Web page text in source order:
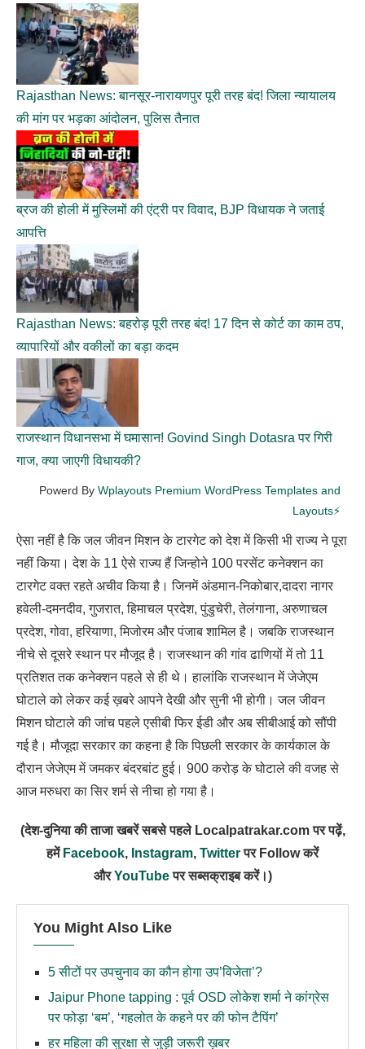
Rajasthan News: बानसूर-नारायणपुर पूरी तरह बंद! जिला न्यायालय
की मांग पर भड़का आंदोलन, पुलिस तैनात
ब्रज की होली में मुस्लिमों की एंट्री पर विवाद, BJP विधायक ने जताई
आपत्ति
Rajasthan News: बहरोड़ पूरी तरह बंद! 17 दिन से कोर्ट का काम ठप,
व्यापारियों और वकीलों का बड़ा कदम
राजस्थान विधानसभा में घमासान! Govind Singh Dotasra पर गिरी
गाज, क्या जाएगी विधायकी?
Powerd By Wplayouts Premium WordPress Templates and
Layouts⚡
ऐसा नहीं है कि जल जीवन मिशन के टारगेट को देश में किसी भी राज्य ने पूरा
नहीं किया। देश के 11 ऐसे राज्य हैं जिन्होने 100 परसेंट कनेक्शन का
टारगेट वक्त रहते अचीव किया है। जिनमें अंडमान-निकोबार,दादरा नागर
हवेली-दमनदीव, गुजरात, हिमाचल प्रदेश, पुंडुचेरी, तेलंगाना, अरुणाचल
प्रदेश, गोवा, हरियाणा, मिजोरम और पंजाब शामिल है। जबकि राजस्थान
नीचे से दूसरे स्थान पर मौजूद है। राजस्थान की गांव ढाणियों में तो 11
प्रतिशत तक कनेक्शन पहले से ही थे। हालांकि राजस्थान में जेजेएम
घोटाले को लेकर कई ख़बरे आपने देखी और सुनी भी होगी। जल जीवन
मिशन घोटाले की जांच पहले एसीबी फिर ईडी और अब सीबीआई को सौंपी
गई है। मौजूदा सरकार का कहना है कि पिछली सरकार के कार्यकाल के
दौरान जेजेएम में जमकर बंदरबांट हुई। 900 करोड़ के घोटाले की वजह से
आज मरुधरा का सिर शर्म से नीचा हो गया है।
(देश-दुनिया की ताजा खबरें सबसे पहले Localpatrakar.com पर पढ़ें,
हमें Facebook, Instagram, Twitterपर Follow करें
औरYouTubeपर सब्सक्राइब करें।)
You Might Also Like
5 सीटों पर उपचुनाव का कौन होगा उप’विजेता’?
Jaipur Phone tapping : पूर्व OSD लोकेश शर्मा ने कांग्रेस
पर फोड़ा ‘बम’, ‘गहलोत के कहने पर की फोन टैपिंग’
हर महिला की सुरक्षा से जुड़ी जरूरी ख़बर